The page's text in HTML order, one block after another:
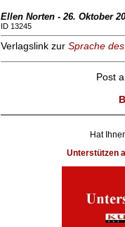
Ellen Norten - 26. Oktober
ID 13245
Verlagslink zur Sprache
Post
Hat
Unterstützen